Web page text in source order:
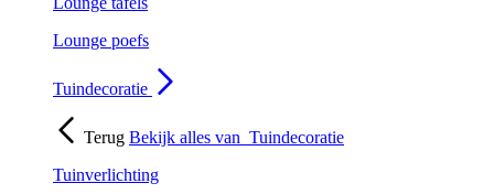
Lounge poefs
Tuindecoratie
Terug Bekijk alles van Tuindecoratie
Tuinverlichting